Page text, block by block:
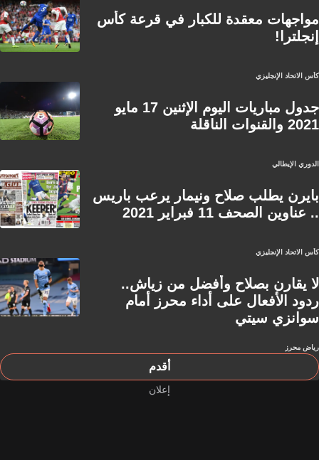
مواجهات معقدة للكبار في قرعة كأس
إنجلترا!
كأس الاتحاد الإنجليزي
جدول مباريات اليوم الإثنين 17 مايو
2021 والقنوات الناقلة
الدوري الإيطالي
بايرن يطلب صلاح ونيمار يرعب باريس
.. عناوين الصحف 11 فبراير 2021
كأس الاتحاد الإنجليزي
لا يقارن بصلاح وأفضل من زياش..
ردود الأفعال على أداء محرز أمام
سوانزي سيتي
رياض محرز
أقدم